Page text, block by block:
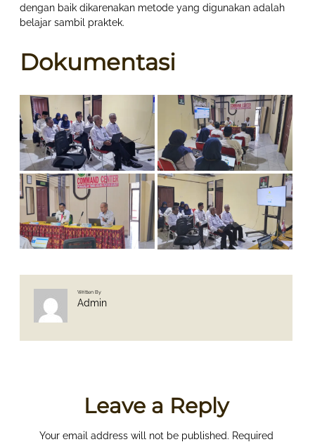
dengan baik dikarenakan metode yang digunakan adalah
belajar sambil praktek.
Dokumentasi
Written By
Admin
Leave a Reply
Your email address will not be published. Required